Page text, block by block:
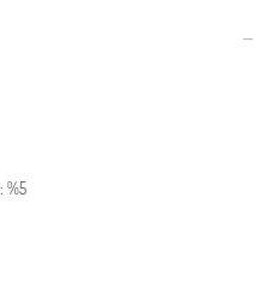
: %5